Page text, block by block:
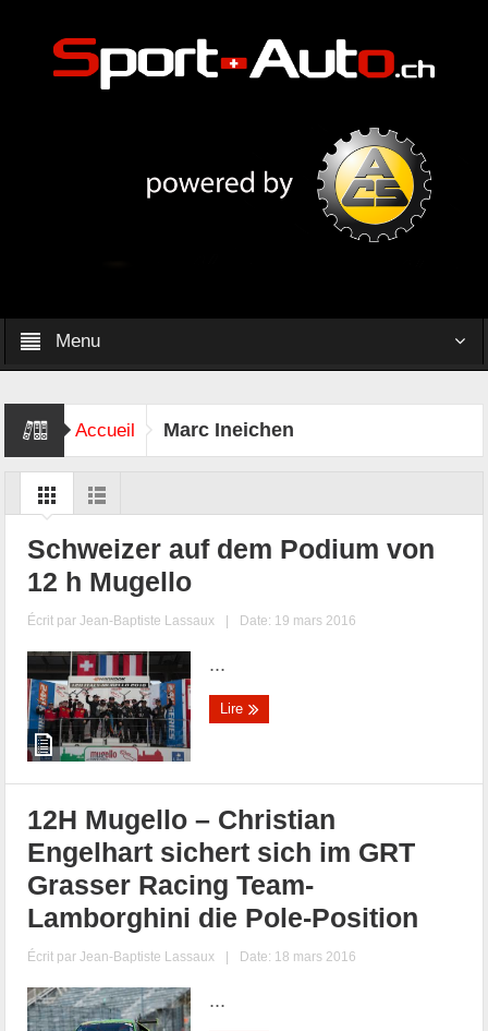
Menu
Accueil Marc Ineichen
Schweizer auf dem Podium von
12 h Mugello
Écrit parJean-Baptiste Lassaux | Date: 19 mars 2016
...
Lire
12H Mugello – Christian
Engelhart sichert sich im GRT
Grasser Racing Team-
Lamborghini die Pole-Position
Écrit parJean-Baptiste Lassaux | Date: 18 mars 2016
...